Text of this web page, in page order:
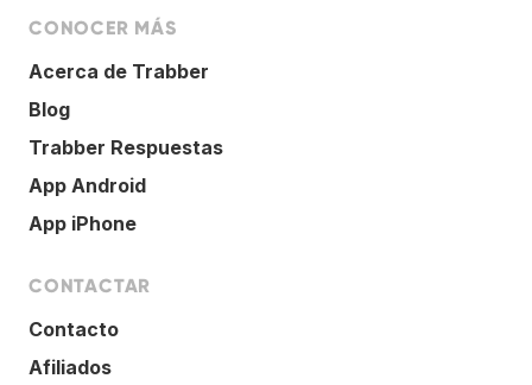
CONOCER MÁS
Acerca de Trabber
Blog
Trabber Respuestas
App Android
App iPhone
CONTACTAR
Contacto
Afiliados